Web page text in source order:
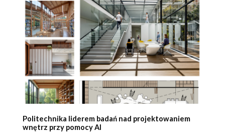
Politechnika liderem badań nad projektowaniem
wnętrz przy pomocy AI